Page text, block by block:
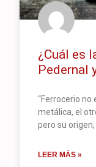
¿Cuál es
Pedernal
“Ferrocerio no
metálica, el
pero su
LEER MÁS »